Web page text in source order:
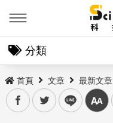
分類
首頁 文章 最新文章
facebooktwitter line 中